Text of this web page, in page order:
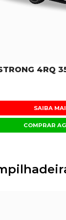
4RQ
SAIBA
COMPRAR